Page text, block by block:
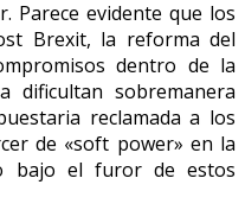
Parece evidente que los
Brexit, la reforma del
dentro de la
dificultan sobremanera
reclamada a los
de «soft power» en la
bajo el furor de estos